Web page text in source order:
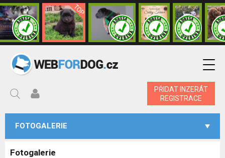
PŘIDAT INZERÁT
REGISTRACE
FOTOGALERIE
Fotogalerie